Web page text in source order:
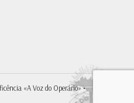
«A Voz do Operário» •